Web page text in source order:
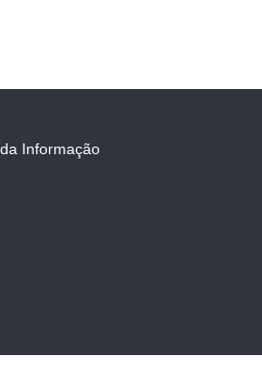
Informação